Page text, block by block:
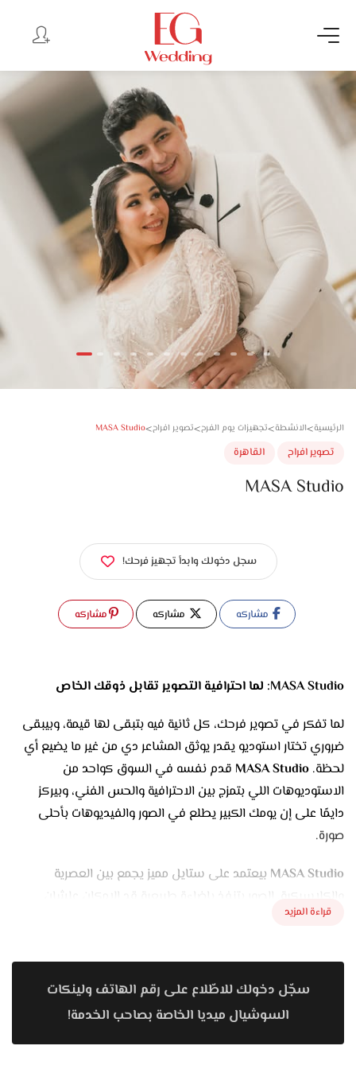
افراح القاهرة
سجل دخولك وابدأ تجهيز فرحك!
مشاركه مشاركه مشاركه
MASA Studio: لما احترافية التصوير تقابل ذوقك الخاص
لما تفكر في تصوير فرحك، كل ثانية فيه بتبقى لها قيمة، وبيبقى
ضروري تختار استوديو يقدر يوثق المشاعر دي من غير ما يضيع أي
لحظة. MASA Studio قدم نفسه في السوق كواحد من
الاستوديوهات اللي بتمزج بين الاحترافية والحس الفني، وبيركز
دايمًا على إن يومك الكبير يطلع في الصور والفيديوهات بأحلى
صورة.
MASA Studio بيعتمد على ستايل مميز يجمع بين العصرية
والكلاسيكية. الصور بتنفذ بإضاءة طبيعية قد الإمكان علشان
الألوان تطلع هادية وراحة للعين. ولما الظروف تستدعي إضاءة
من غير ما يبقى فيه أي تكلف. ده بيخلي كل صورة تحس إن الفرحة
فيها طالعة من قلب الحدث.
السر الحقيقي في شغلMASA Studioهو التركيز على العفوية
والتلقائية. بدل ما يوجّهوا العريس والعروسة في أوضاع جامدة، هم
قراءة المزيد
سجّل دخولك للاطّلاع على رقم الهاتف ولينكات
السوشيال ميديا الخاصة بصاحب الخدمة!